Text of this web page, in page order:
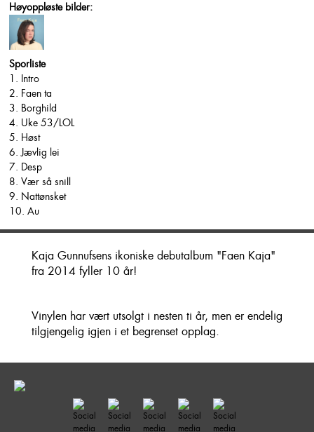
Høyoppløste bilder:
Sporliste
1. Intro
2. Faen ta
3. Borghild
4. Uke 53/LOL
5. Høst
6. Jævlig lei
7. Desp
8. Vær så snill
9. Nattønsket
10. Au
Kaja Gunnufsens ikoniske debutalbum "Faen Kaja"
fra 2014 fyller 10 år!
Vinylen har vært utsolgt i nesten ti år, men er endelig
tilgjengelig igjen i et begrenset opplag.